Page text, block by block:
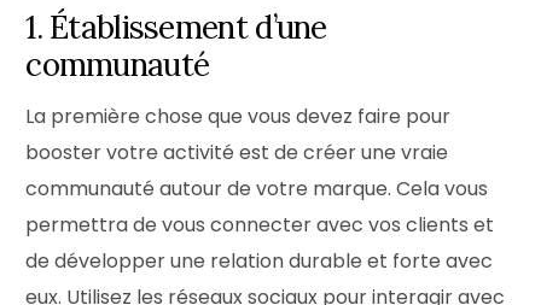
1. Établissement d’une
communauté
La première chose que vous devez faire pour
booster votre activité est de créer une vraie
communauté autour de votre marque. Cela vous
permettra de vous connecter avec vos clients et
de développer une relation durable et forte avec
eux. Utilisez les réseaux sociaux pour interagir avec